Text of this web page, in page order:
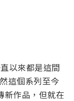
以來都是這間
這個系列至今
新作品，但就在